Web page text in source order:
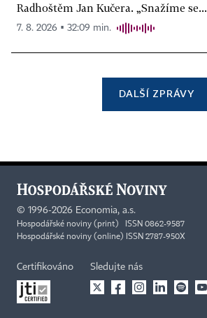
Radhoštěm Jan Kučera. „Snažíme se...
7. 8. 2026 ▪ 32:09 min.
DALŠÍ ZPRÁVY
© 1996-2026 Economia, a.s.
Hospodářské noviny (print) ISSN 0862-9587
Hospodářské noviny (online) ISSN 2787-950X
Certifikováno Sledujte nás